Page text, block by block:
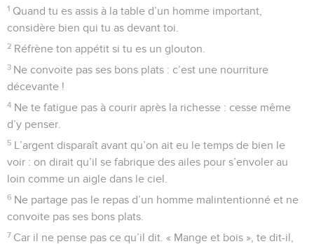
1 Quand tu es assis à la table d’un homme important,
considère bien qui tu as devant toi.
2 Réfrène ton appétit si tu es un glouton.
3 Ne convoite pas ses bons plats : c’est une nourriture
décevante !
4 Ne te fatigue pas à courir après la richesse : cesse même
d’y penser.
5 L’argent disparaît avant qu’on ait eu le temps de bien le
voir : on dirait qu’il se fabrique des ailes pour s’envoler au
loin comme un aigle dans le ciel.
6 Ne partage pas le repas d’un homme malintentionné et ne
convoite pas ses bons plats.
7 Car il ne pense pas ce qu’il dit. « Mange et bois », te dit-il,